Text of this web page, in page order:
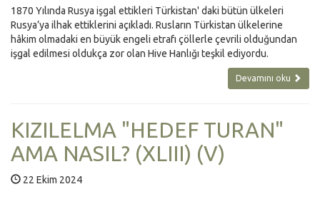
1870 Yılında Rusya işgal ettikleri Türkistan' daki bütün ülkeleri
Rusya’ya ilhak ettiklerini açıkladı. Rusların Türkistan ülkelerine
hâkim olmadaki en büyük engeli etrafı çöllerle çevrili olduğundan
işgal edilmesi oldukça zor olan Hive Hanlığı teşkil ediyordu.
Devamını oku
KIZILELMA "HEDEF TURAN"
AMA NASIL? (XLIII) (V)
22 Ekim 2024